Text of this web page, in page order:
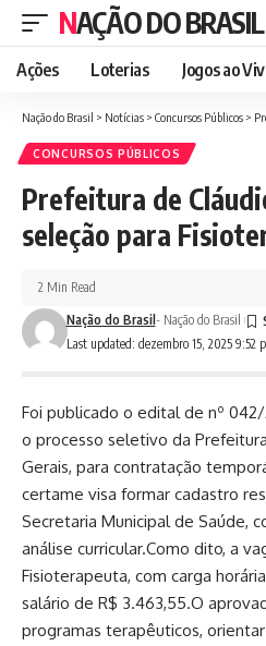
NAÇÃO DO BRASIL
Ações Loterias Jogos ao
Nação do Brasil > Notícias > Concursos Públicos >
CONCURSOS PÚBLICOS
Prefeitura de
seleção para
Last updated: dezembro 15, 2025 9:52
Nação do Brasil- Nação do Brasil
2 Min Read
Foi publicado o edital de nº
o processo seletivo da
Gerais, para contratação
certame visa formar cadastro
Secretaria Municipal de Saúde,
análise curricular.Como dito, a
Fisioterapeuta, com carga
salário de R$ 3.463,55.O
programas terapêuticos,